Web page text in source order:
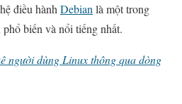
điều hành Debian là một trong
biến và nổi tiếng nhất.
người dùng Linux thông qua dòng